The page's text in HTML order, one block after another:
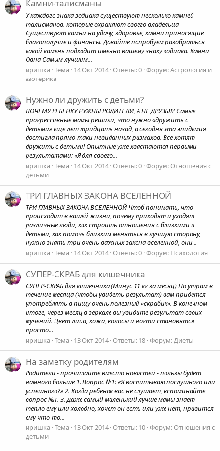
Камни-талисманы
У каждого знака зодиака существуют несколько камней-
талисманов, которые охраняют своего владельца
Существуют камни на удачу, здоровье, камни приносящие
благополучие и финансы. Давайте попробуем разобраться
какой камень подходит именно вашему знаку зодиака. Камни
Овна Самым лучшим...
иришка Тема 14 Окт 2014 Ответы: 0 Форум:Астрология и
эзотерика
Нужно ли дружить с детьми?
ПОЧЕМУ РЕБЕНКУ НУЖНЫ РОДИТЕЛИ, А НЕ ДРУЗЬЯ? Самые
прогрессивные мамы решили, что нужно «дружить с
детьми» еще лет тридцать назад, а сегодня эта эпидемия
достигла прямо-таки невиданных размахов. Все хотят
дружить с детьми! Опытные уже хвастаются первыми
результатами: «Я для своего...
иришка Тема 14 Окт 2014 Ответы: 0 Форум: Отношения с
детьми
ТРИ ГЛАВНЫХ ЗАКОНА ВСЕЛЕННОЙ
ТРИ ГЛАВНЫХ ЗАКОНА ВСЕЛЕННОЙ Чтоб понимать, что
происходит в вашей жизни, почему приходят и уходят
различные люди, как строить отношения с близкими и
детьми, как помочь близким меняться в лучшую сторону,
нужно знать три очень важных закона вселенной, они...
иришка Тема 14 Окт 2014 Ответы: 0 Форум: Психология
СУПЕР-СКРАБ для кишечника
СУПЕР-СКРАБ для кишечника (Минус 11 кг за месяц) По утрам в
течение месяца (чтобы увидеть результат) вам придется
употреблять в пищу очень полезный «скрабик». В конечном
итоге, через месяц в зеркале вы увидите результат своих
мучений. Цвет лица, кожа, волосы и ногти становятся
просто...
иришка Тема 13 Окт 2014 Ответы: 18 Форум:Диеты
На заметку родителям
Родители - прочитайте вместо новостей - пользы будет
намного больше 1. Вопрос №1: «Я воспитываю послушного или
успешного?» 2. Когда ребёнок вас не слушает, вспоминайте
вопрос №1. 3. Даже самый маленький лучше мамы знает
тепло ему или холодно, хочет он есть или уже нет, нравится
ему что-то...
иришка Тема 13 Окт 2014 Ответы: 10 Форум: Отношения с
детьми